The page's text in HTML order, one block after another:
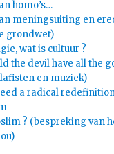
homo’s…
meningsuiting en
grondwet)
wat is cultuur ?
the devil have all the
en muziek)
a radical
? (bespreking van